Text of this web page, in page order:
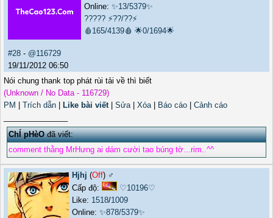
Online: ✨13/5379✨
????? ⚡??/??⚡
🩸165/4139🩸 🌟0/1694🌟
#28 - @116729
19/11/2012 06:50
Nói chung thank top phát rùi tải về thì biết
(Unknown / No Data - 116729)
PM
Trích dẫn Like bài viết| Sửa| Xóa| Báo cáo
Cảnh cáo
ChÍ pHèOđã viết:
comment thằng MrHưng ai dám cười tao búng tờ...rim..^^
Hjhj (Off) ♂️
Cấp độ:
♡10196♡
Like: 1518/1009
Online: ✨878/5379✨